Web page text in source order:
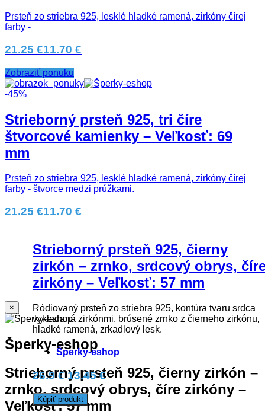
Prsteň zo striebra 925, lesklé hladké ramená, zirkóny čírej
farby -
21.25 €11.70 €
Zobraziť ponuku
-45%
Strieborný prsteň 925, tri číre
štvorcové kamienky – Veľkosť: 69
mm
Prsteň zo striebra 925, lesklé hladké ramená, zirkóny čírej
farby - štvorce medzi prúžkami.
21.25 €11.70 €
Strieborný prsteň 925, čierny
zirkón – zrnko, srdcový obrys,
zirkóny – Veľkosť: 57 mm
Ródiovaný prsteň zo striebra 925, kontúra tvaru srdca
vykladaná zirkónmi, brúsené zrnko z čierneho zirkónu,
hladké ramená, zrkadlový lesk.
Šperky-eshop
26.9 € 13.45 €
Kúpiť produkt
×
Šperky-eshop
Strieborný prsteň 925, čierny zirkón –
zrnko, srdcový obrys, číre zirkóny –
Veľkosť: 57 mm